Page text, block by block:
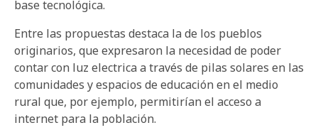
base tecnológica.
Entre las propuestas destaca la de los pueblos
originarios, que expresaron la necesidad de poder
contar con luz electrica a través de pilas solares en las
comunidades y espacios de educación en el medio
rural que, por ejemplo, permitirían el acceso a
internet para la población.